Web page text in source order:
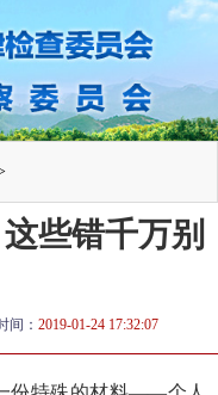
些错千万别
间： 2019-01-24 17:32:07